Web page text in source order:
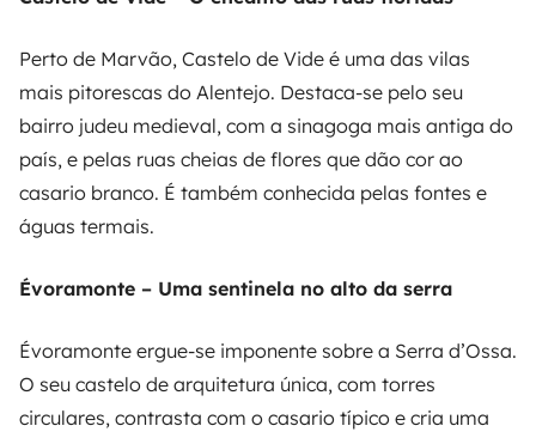
Perto de Marvão, Castelo de Vide é uma das vilas
mais pitorescas do Alentejo. Destaca-se pelo seu
bairro judeu medieval, com a sinagoga mais antiga do
país, e pelas ruas cheias de flores que dão cor ao
casario branco. É também conhecida pelas fontes e
águas termais.
Évoramonte – Uma sentinela no alto da serra
Évoramonte ergue-se imponente sobre a Serra d’Ossa.
O seu castelo de arquitetura única, com torres
circulares, contrasta com o casario típico e cria uma